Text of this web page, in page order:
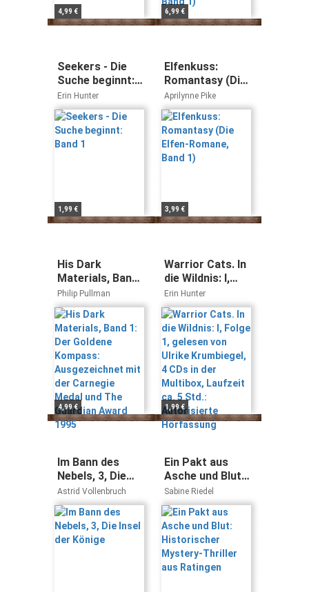
4,99 € 6,99 €
Seekers - Die
Suche beginnt:
Band 1
Erin Hunter
1,99 €
Elfenkuss:
Romantasy (Die
Elfen-Romane,
Band 1)
Aprilynne Pike
3,99 €
His Dark
Materials, Band
1: Der Goldene
Kompass:
Ausgezeichnet
mit der Carnegie
Medal und The
Guardian Award
1995
Philip Pullman
4,99 €
Warrior Cats. In
die Wildnis: I,
Folge 1, gelesen
von Ulrike
Krumbiegel, 4
CDs in der
Multibox,
Laufzeit ca. 5
Std.:
Autorisierte
Hörfassung
Erin Hunter
1,99 €
Im Bann des
Nebels, 3, Die
Insel der Könige
Astrid Vollenbruch
Ein Pakt aus
Asche und Blut:
Historischer
Mystery-Thriller
aus Ratingen
Sabine Riedel